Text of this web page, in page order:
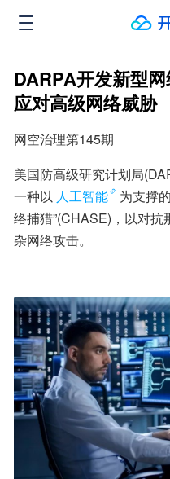
DARPA开发新型
应对高级网络威胁
网空治理第145期
美国防高级研究计划局
一种以 人工智能 为支撑
络捕猎”(CHASE)，以对
杂网络攻击。